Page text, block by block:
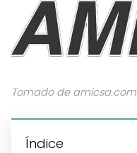
Tomado de amicsa.com
Índice